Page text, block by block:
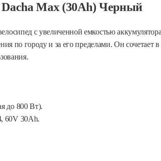
Dacha Max (30Ah) Черный
с увеличенной емкостью
по городу и за его пределами. Он сочетает
до 800 Вт).
60V 30Ah.